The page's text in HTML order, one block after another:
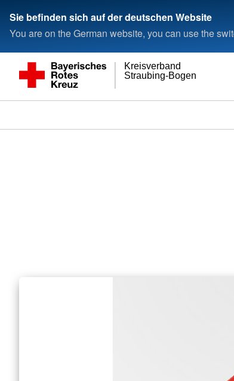
Sie befinden sich auf der deutschen Website
You are on the German website, you can use the
Straubing-Bogen
Kreisverband